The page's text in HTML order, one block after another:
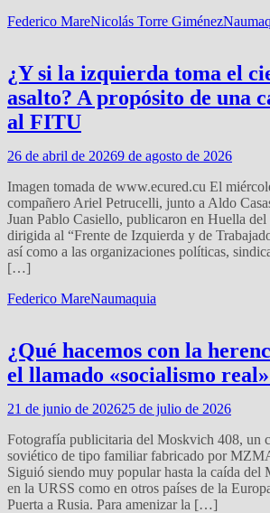
Federico MareNicolás Torre Giménez
¿Y si la izquierda toma el
asalto? A propósito de una
al FITU
26 de abril de 20269 de agosto de 2026
Imagen tomada de www.ecured.cu El
compañero Ariel Petrucelli, junto a Aldo
Juan Pablo Casiello, publicaron en Huella del
dirigida al “Frente de Izquierda y de
así como a las organizaciones políticas,
[…]
Federico MareNaumaquia
¿Qué hacemos con la
el llamado «socialismo
21 de junio de 202625 de julio de 2026
Fotografía publicitaria del Moskvich 408, un
soviético de tipo familiar fabricado por
Siguió siendo muy popular hasta la caída del
en la URSS como en otros países de la
Puerta a Rusia. Para amenizar la […]